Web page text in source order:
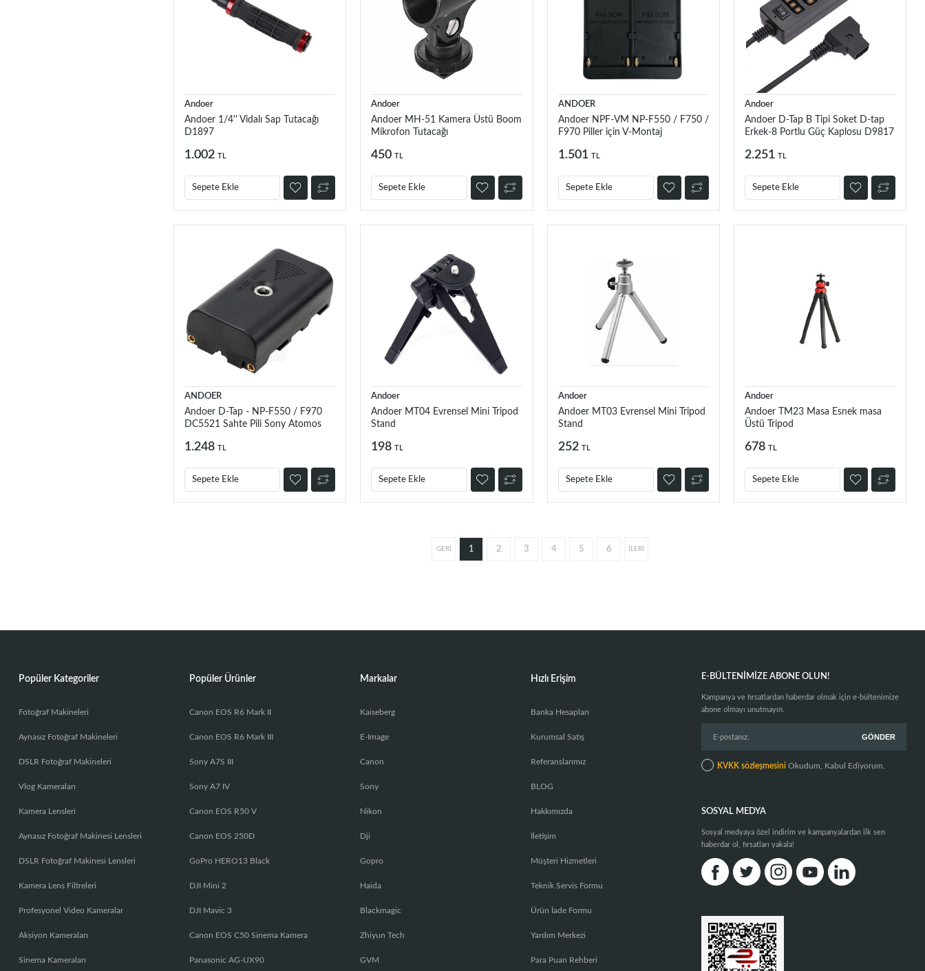
Andoer
Andoer 1/4'' Vidalı Sap Tutacağı
D1897
1.002 TL
Sepete Ekle
Andoer
Andoer MH-51 Kamera Üstü Boom
Mikrofon Tutacağı
450 TL
Sepete Ekle
ANDOER
Andoer NPF-VM NP-F550 / F750 /
F970 Piller için V-Montaj
1.501 TL
Sepete Ekle
Andoer
Andoer D-Tap B Tipi Soket D-tap
Erkek-8 Portlu Güç Kaplosu D9817
2.251 TL
Sepete Ekle
ANDOER
Andoer D-Tap - NP-F550 / F970
DC5521 Sahte Pili Sony Atomos
1.248 TL
Sepete Ekle
Andoer
Andoer MT04 Evrensel Mini Tripod
Stand
198 TL
Sepete Ekle
Andoer
Andoer MT03 Evrensel Mini Tripod
Stand
252 TL
Sepete Ekle
Andoer
Andoer TM23 Masa Esnek masa
Üstü Tripod
678 TL
Sepete Ekle
1 2 3 4 5 6
Popüler Kategoriler
Fotoğraf Makineleri
Aynasız Fotoğraf Makineleri
DSLR Fotoğraf Makineleri
Vlog Kameraları
Kamera Lensleri
Aynasız Fotoğraf Makinesi Lensleri
DSLR Fotoğraf Makinesi Lensleri
Kamera Lens Filtreleri
Profesyonel Video Kameralar
Aksiyon Kameraları
Sinema Kameraları
Popüler Ürünler
Canon EOS R6 Mark II
Canon EOS R6 Mark III
Sony A7S III
Sony A7 IV
Canon EOS R50 V
Canon EOS 250D
GoPro HERO13 Black
DJI Mini 2
DJI Mavic 3
Canon EOS C50 Sinema Kamera
Panasonic AG-UX90
Markalar
Kaiseberg
E-Image
Canon
Sony
Nikon
Dji
Gopro
Haida
Blackmagic
Zhiyun Tech
GVM
Hızlı Erişim
Banka Hesapları
Kurumsal Satış
Referanslarımız
BLOG
Hakkımızda
İletişim
Müşteri Hizmetleri
Teknik Servis Formu
Ürün İade Formu
Yardım Merkezi
Para Puan Rehberi
E-BÜLTENIMIZE ABONE OLUN!
Kampanya ve fırsatlardan haberdar olmak için e-bültenimize
abone olmayı unutmayın.
KVKK sözleşmesini Okudum, Kabul Ediyorum.
SOSYAL MEDYA
Sosyal medyaya özel indirim ve kampanyalardan ilk sen
haberdar ol, fırsatları yakala!